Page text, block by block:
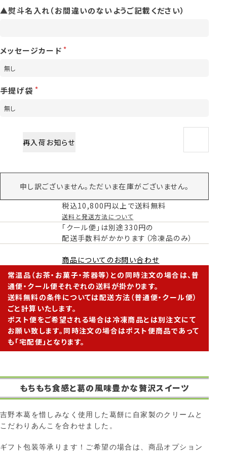
▲熨斗名入れ（お間違いのないようご記載ください）
メッセージカード
手提げ袋
再入荷お知らせ
申し訳ございません。ただいま在庫がございません。
税込10,800円以上で送料無料
送料と発送方法について
「クール便」は別途330円の
配送手数料がかかります（冷凍品のみ）
商品についてのお問い合わせ
常温品（お茶・お菓子・茶器等）との同時注文の場合は、普
通便・クール便それぞれの送料が掛かります。
送料無料の条件については配送方法（普通便・クール便）
ごと計算いたします。
ポスト便をご希望される場合は冷凍商品とは別注文にて
お願い致します。同時注文の場合はポスト便商品であって
も「宅配便」となります。
もちもち食感と葛の風味豊かな贅沢スイーツ
吉野本葛を惜しみなく使用した葛餅に自家製のクリームと
こだわりあんこを合わせました。
ギフト包装等承ります！ご希望の場合は、商品オプション